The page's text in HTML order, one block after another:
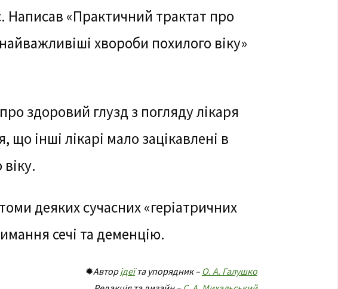
Написав «Практичний трактат про
хвороби похилого віку»
здоровий глузд з погляду лікаря
що інші лікарі мало зацікавлені в
деяких сучасних «геріатричних
сечі та деменцію.
✹Авторідеїта упорядник – О. А. Галушко